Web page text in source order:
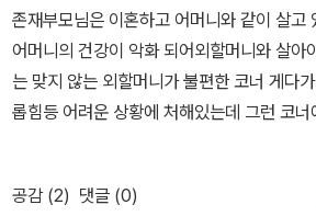
떠오른다. 직접 했던 행동들뿐 아니라 생각만
명해질 때가 있다.어리석게도 나를 이렇게
주변 사람들 탓이라고 생각했다. 하루에도
의 말을 뱉어냈다. 마음속에 폭풍이 지나가고
은 나의 책임이라는 자각을 한 후에도 상황
든 게 내 탓이라 생각하니 나를 더욱 무겁게
이 끝나기를 바라는것은 지극히 정상이다.
너는 거기에 대해 벌을 받아야할 나쁜 마음이
된다. 왜냐하면, '생각' 이니까. 네가 무슨 생
않기 때문이다. 네 마음은 하루에도 수백 번
다. 너는 엄마가 떠나길 바랐고 동시에 엄마
너는 거짓말을 하지 않을 수 없게 만드는 고
존재부모님은 이혼하고 어머니와 같이 살고
어머니의 건강이 악화 되어외할머니와 살아
는 맞지 않는 외할머니가 불편한 코너 게다
롭힘등 어려운 상황에 처해있는데 그런 코너
야기를 들려주는데 하나의 이야기가 끝날때
는 상황 그리고 마지막 이야기가 끝나고 코너
공감 (2) 댓글 (0)